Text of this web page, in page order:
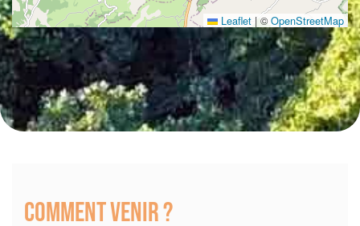
Leaflet | © OpenStreetMap
Comment venir ?